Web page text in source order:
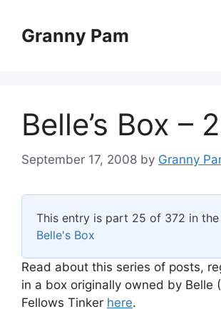
contentGranny Pam
Belle’s Box –
September 17, 2008 by Granny
This entry is part 25 of 372 in the
Belle's Box
Read about this series of posts,
in a box originally owned by Belle
Fellows Tinker here.